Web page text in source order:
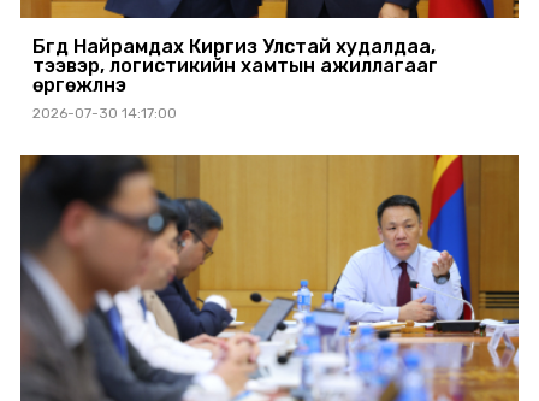
Бүгд Найрамдах Киргиз Улстай худалдаа,
тээвэр, логистикийн хамтын ажиллагааг
өргөжүүлнэ
2026-07-30 14:17:00